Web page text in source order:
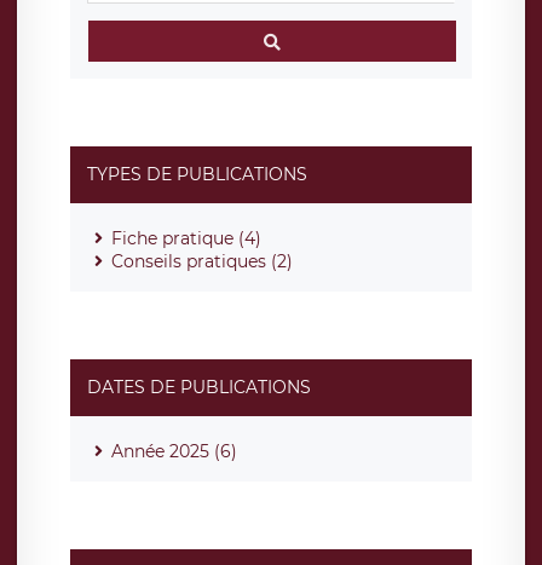
TYPES DE PUBLICATIONS
Fiche pratique (4)
Conseils pratiques (2)
DATES DE PUBLICATIONS
Année 2025 (6)